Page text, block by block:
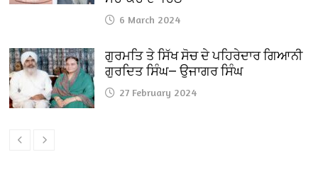
6 March 2024
ਗੁਰਮਤਿ ਤੇ ਸਿੱਖ ਸੋਚ ਦੇ ਪਹਿਰੇਦਾਰ ਗਿਆਨੀ
ਗੁਰਦਿਤ ਸਿੰਘ— ਉਜਾਗਰ ਸਿੰਘ
27 February 2024